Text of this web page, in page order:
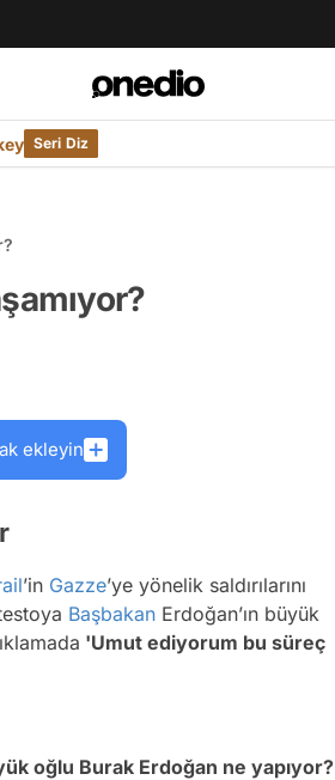
Seri Diz
ekleyin
’in Gazze’ye yönelik saldırılarını
Başbakan Erdoğan’ın büyük
'Umut ediyorum bu süreç
oğlu Burak Erdoğan ne yapıyor?